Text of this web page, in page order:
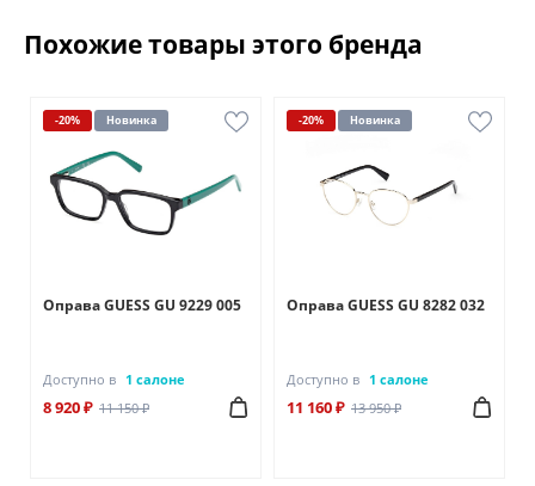
Похожие товары этого бренда
-20% Новинка
Оправа GUESS GU 9229 005
Доступно в 1 салоне
8 920 ₽ 11 150 ₽
-20% Новинка
Оправа GUESS GU 8282 032
Доступно в 1 салоне
11 160 ₽ 13 950 ₽